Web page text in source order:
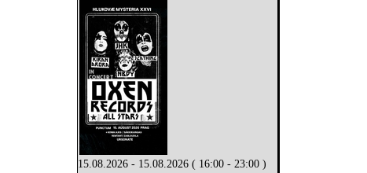
15.08.2026 - 15.08.2026 ( 16:00 - 23:00 )